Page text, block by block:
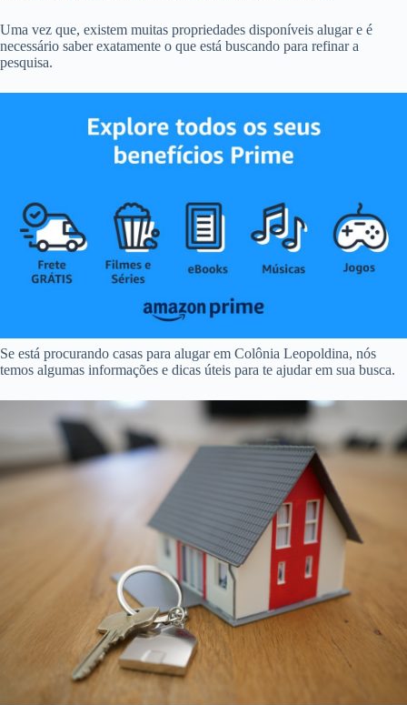
Uma vez que, existem muitas propriedades disponíveis alugar e é
necessário saber exatamente o que está buscando para refinar a
pesquisa.
Se está procurando casas para alugar em Colônia Leopoldina, nós
temos algumas informações e dicas úteis para te ajudar em sua busca.